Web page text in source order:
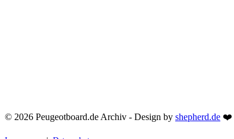
© 2026 Peugeotboard.de Archiv - Design by shepherd.de ❤️